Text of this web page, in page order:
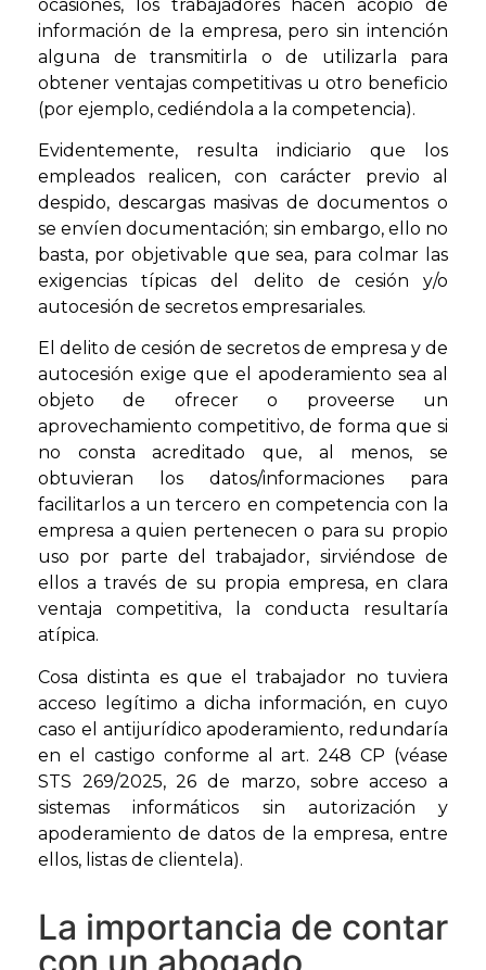
ocasiones, los trabajadores hacen acopio de
información de la empresa, pero sin intención
alguna de transmitirla o de utilizarla para
obtener ventajas competitivas u otro beneficio
(por ejemplo, cediéndola a la competencia).
Evidentemente, resulta indiciario que los
empleados realicen, con carácter previo al
despido, descargas masivas de documentos o
se envíen documentación; sin embargo, ello no
basta, por objetivable que sea, para colmar las
exigencias típicas del delito de cesión y/o
autocesión de secretos empresariales.
El delito de cesión de secretos de empresa y de
autocesión exige que el apoderamiento sea al
objeto de ofrecer o proveerse un
aprovechamiento competitivo, de forma que si
no consta acreditado que, al menos, se
obtuvieran los datos/informaciones para
facilitarlos a un tercero en competencia con la
empresa a quien pertenecen o para su propio
uso por parte del trabajador, sirviéndose de
ellos a través de su propia empresa, en clara
ventaja competitiva, la conducta resultaría
atípica.
Cosa distinta es que el trabajador no tuviera
acceso legítimo a dicha información, en cuyo
caso el antijurídico apoderamiento, redundaría
en el castigo conforme al art. 248 CP (véase
STS 269/2025, 26 de marzo, sobre acceso a
sistemas informáticos sin autorización y
apoderamiento de datos de la empresa, entre
ellos, listas de clientela).
La importancia de contar